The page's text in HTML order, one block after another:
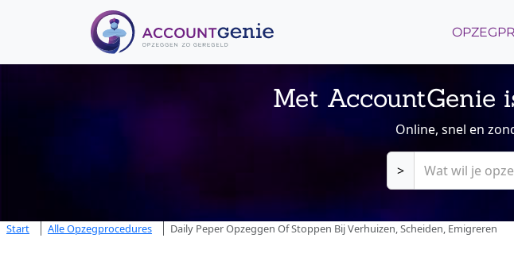
Met AccountGenie
Online, snel en
>
Start Alle Opzegprocedures Daily Peper Opzeggen Of Stoppen Bij Verhuizen, Scheiden, Emigreren